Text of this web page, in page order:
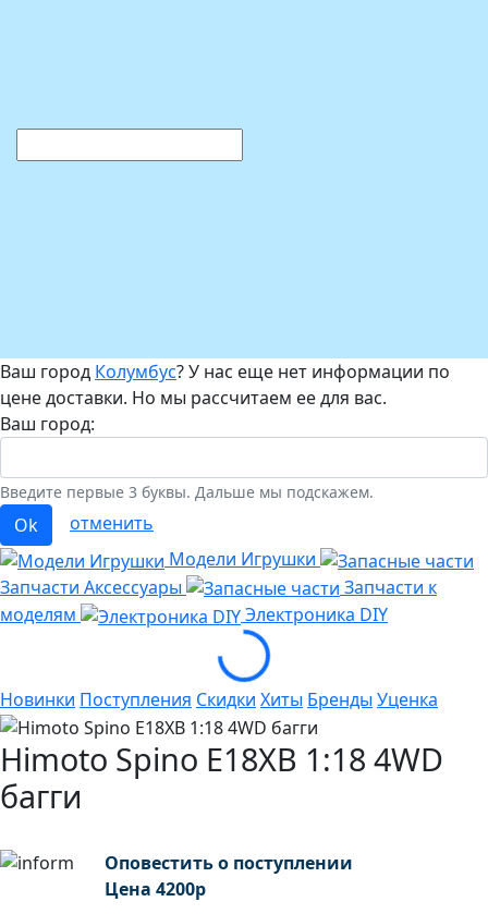
Ваш город Колумбус? У нас еще нет информации по
цене доставки. Но мы рассчитаем ее для вас.
Ваш город:
Введите первые 3 буквы. Дальше мы подскажем.
Ok
отменить
Модели Игрушки
Запчасти Аксессуары
Запчасти к
моделям
Электроника DIY
Loading...
Новинки Поступления Скидки Хиты Бренды Уценка
Himoto Spino E18XB 1:18 4WD
багги
Оповестить о поступлении
Цена 4200р